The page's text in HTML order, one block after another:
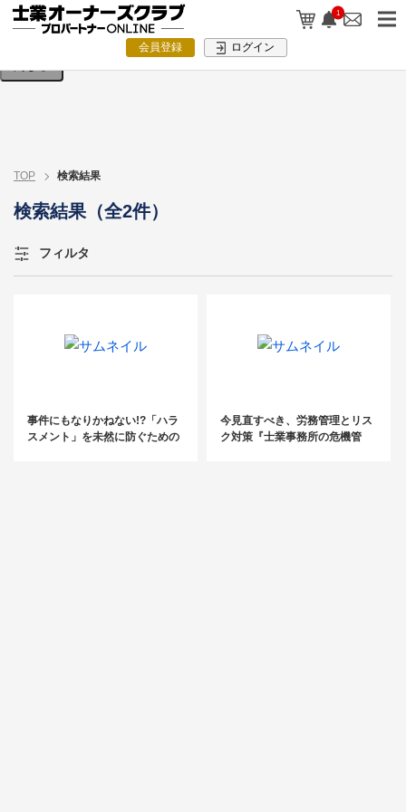
1
会員登録 ログイン
検索条件を入力してください。
TOP 検索結果
検索結果（全2件）
フィルタ
事件にもなりかねない!?「ハラ
スメント」を未然に防ぐための
今見直すべき、労務管理とリス
ク対策『士業事務所の危機管